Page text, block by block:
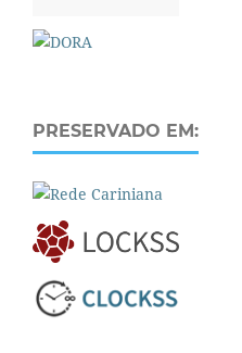
PRESERVADO EM: